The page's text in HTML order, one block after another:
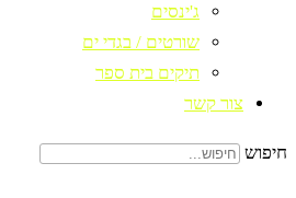
ג'ינסים
שורטים / בגדי ים
תיקים בית ספר
צור קשר
חיפוש